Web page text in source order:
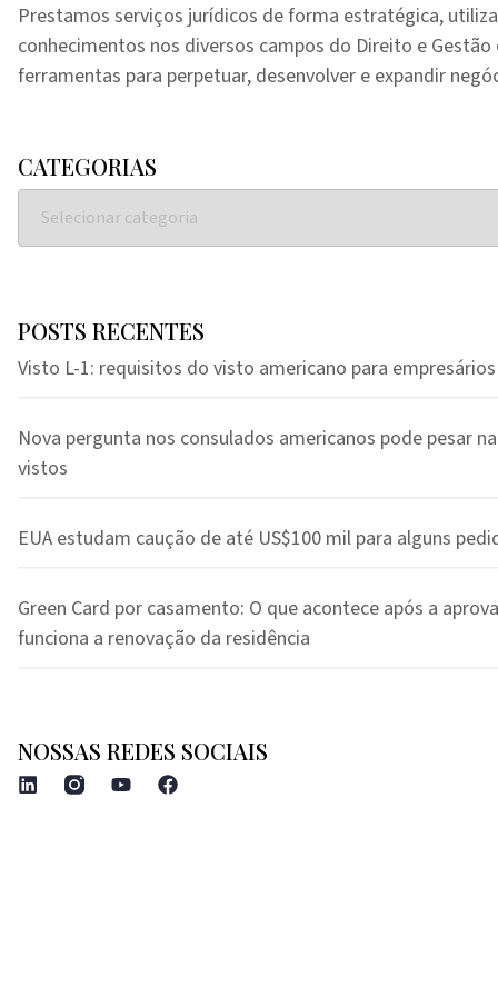
Prestamos serviços jurídicos de forma estratégica,
conhecimentos nos diversos campos do Direito e
ferramentas para perpetuar, desenvolver e expandir
CATEGORIAS
POSTS RECENTES
Visto L-1: requisitos do visto americano para empresários
Nova pergunta nos consulados americanos pode pesar
vistos
EUA estudam caução de até US$100 mil para alguns
Green Card por casamento: O que acontece após a
funciona a renovação da residência
NOSSAS REDES SOCIAIS